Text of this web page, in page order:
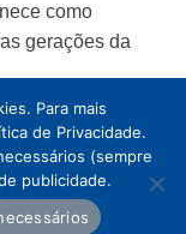
como
gerações da
Para mais
de Privacidade.
(sempre
publicidade.